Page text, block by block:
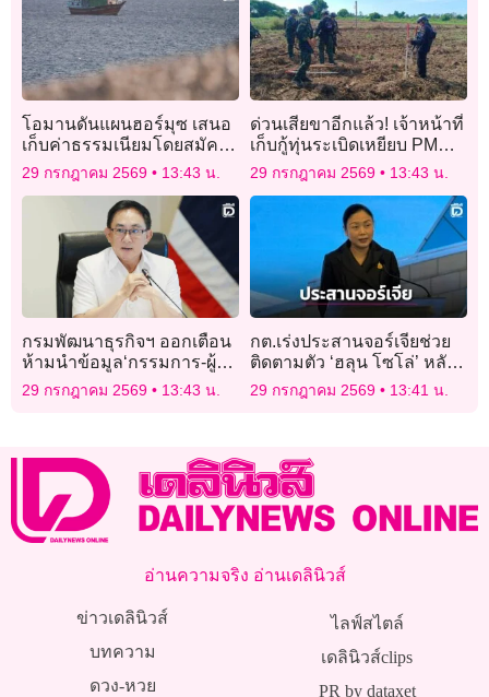
โอมานดันแผนฮอร์มุซ เสนอ
เก็บค่าธรรมเนียมโดยสมัคร
ใจ สหรัฐไม่เอาด้วย
29 กรกฎาคม 2569 13:43 น.
ด่วนเสียขาอีกแล้ว! เจ้าหน้าที่
เก็บกู้ทุ่นระเบิดเหยียบ PMN
ชายแดนสระแก้ว
29 กรกฎาคม 2569 13:43 น.
กรมพัฒนาธุรกิจฯ ออกเตือน
ห้ามนำข้อมูล‘กรรมการ-ผู้ถือ
หุ้น’ ไปเผยแพร่เชิงธุรกิจ ผิด
29 กรกฎาคม 2569 13:43 น.
กต.เร่งประสานจอร์เจียช่วย
ติดตามตัว ‘ฮลุน โซโล่’ หลัง
ขาดการติดต่อนานกว่า 2
สัปดาห์
29 กรกฎาคม 2569 13:41 น.
อ่านความจริง อ่านเดลินิวส์
ข่าวเดลินิวส์
บทความ
ดวง-หวย
ไลฟ์สไตล์
เดลินิวส์clips
PR by dataxet